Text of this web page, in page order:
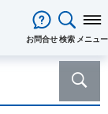
お問合せ検索 メニュー